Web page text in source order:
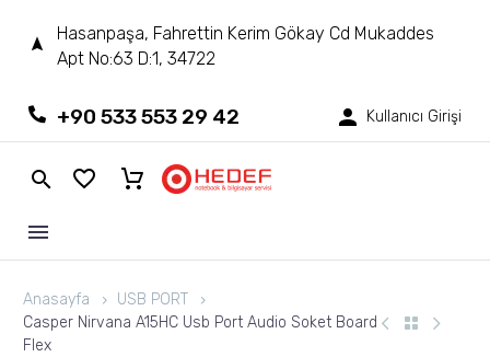
Hasanpaşa, Fahrettin Kerim Gökay Cd Mukaddes
Apt No:63 D:1, 34722
+90 533 553 29 42 Kullanıcı Girişi
Anasayfa
USB PORT
Casper Nirvana A15HC Usb Port Audio Soket Board
Flex